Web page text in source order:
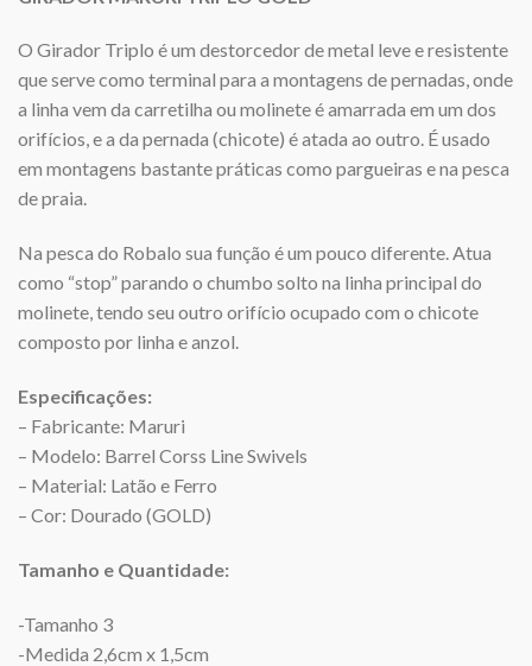
O Girador Triplo é um destorcedor de metal leve e resistente
que serve como terminal para a montagens de pernadas, onde
a linha vem da carretilha ou molinete é amarrada em um dos
orifícios, e a da pernada (chicote) é atada ao outro. É usado
em montagens bastante práticas como pargueiras e na pesca
de praia.
Na pesca do Robalo sua função é um pouco diferente. Atua
como “stop” parando o chumbo solto na linha principal do
molinete, tendo seu outro orifício ocupado com o chicote
composto por linha e anzol.
Especificações:
– Fabricante: Maruri
– Modelo: Barrel Corss Line Swivels
– Material: Latão e Ferro
– Cor: Dourado (GOLD)
Tamanho e Quantidade:
-Tamanho 3
-Medida 2,6cm x 1,5cm